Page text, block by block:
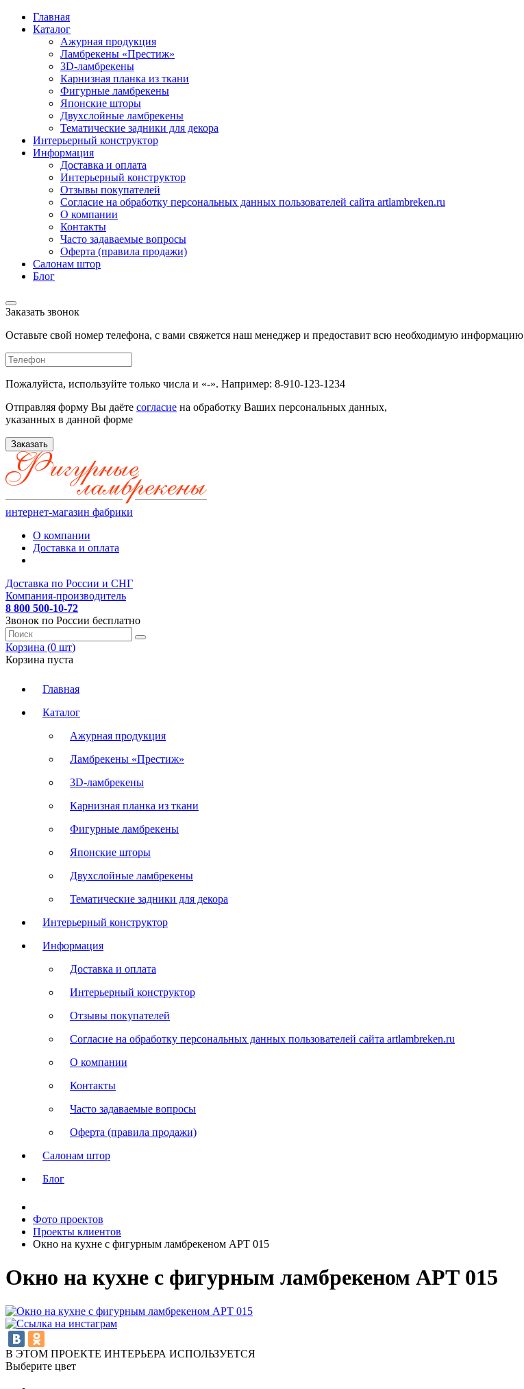
Главная
Каталог
Ажурная продукция
Ламбрекены «Престиж»
3D-ламбрекены
Карнизная планка из ткани
Фигурные ламбрекены
Японские шторы
Двухслойные ламбрекены
Тематические задники для декора
Интерьерный конструктор
Информация
Доставка и оплата
Интерьерный конструктор
Отзывы покупателей
Согласие на обработку персональных данных пользователей сайта artlambreken.ru
О компании
Контакты
Часто задаваемые вопросы
Оферта (правила продажи)
Салонам штор
Блог
Заказать звонок
Оставьте свой номер телефона, с вами свяжется наш менеджер и предоставит всю необходимую информацию
Пожалуйста, используйте только числа и «-». Например: 8-910-123-1234
Отправляя форму Вы даёте согласие на обработку Ваших персональных данных,
указанных в данной форме
Заказать
интернет-магазин фабрики
О компании
Доставка и оплата
Доставка по России и СНГ
Компания-производитель
8 800 500-10-72
Звонок по России бесплатно
Корзина (0 шт)
Корзина пуста
Главная
Каталог
Ажурная продукция
Ламбрекены «Престиж»
3D-ламбрекены
Карнизная планка из ткани
Фигурные ламбрекены
Японские шторы
Двухслойные ламбрекены
Тематические задники для декора
Интерьерный конструктор
Информация
Доставка и оплата
Интерьерный конструктор
Отзывы покупателей
Согласие на обработку персональных данных пользователей сайта artlambreken.ru
О компании
Контакты
Часто задаваемые вопросы
Оферта (правила продажи)
Салонам штор
Блог
Фото проектов
Проекты клиентов
Окно на кухне с фигурным ламбрекеном АРТ 015
Окно на кухне с фигурным ламбрекеном АРТ 015
В ЭТОМ ПРОЕКТЕ ИНТЕРЬЕРА ИСПОЛЬЗУЕТСЯ
Выберите цвет